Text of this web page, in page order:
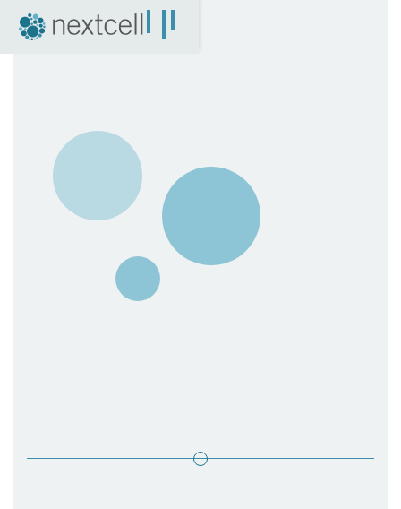
NextCell som investering
Finansiell kalender
04. Nyheter
Pressmeddelanden